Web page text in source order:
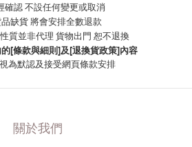
確認 不設任何變更或取消
缺貨 將會安排全數退款
質並非代理 貨物出門 恕不退換
[條款與細則]及[退換貨政策]內容
視為默認及接受網頁條款安排
關於我們